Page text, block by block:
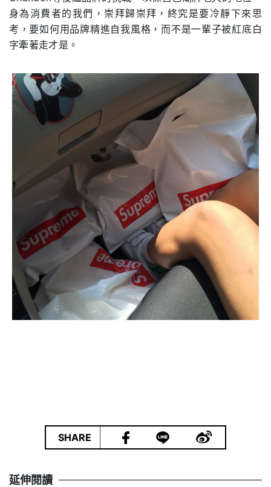
身為消費者的我們，崇拜歸崇拜，終究是要冷靜下來思
考，要如何用品牌精進自我風格，而不是一輩子被紅底白
字牽著走才是。
SHARE
延伸閱讀